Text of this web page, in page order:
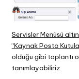
Servisler Menüsü
“Kaynak Posta
olduğu gibi toplantı
tanımlayabiliriz.